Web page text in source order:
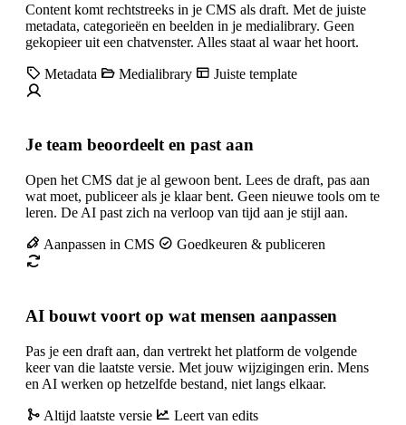
Content komt rechtstreeks in je CMS als draft. Met de juiste
metadata, categorieën en beelden in je medialibrary. Geen
gekopieer uit een chatvenster. Alles staat al waar het hoort.
Metadata Medialibrary Juiste template
Je team beoordeelt en past aan
Open het CMS dat je al gewoon bent. Lees de draft, pas aan
wat moet, publiceer als je klaar bent. Geen nieuwe tools om te
leren. De AI past zich na verloop van tijd aan je stijl aan.
Aanpassen in CMS Goedkeuren & publiceren
AI bouwt voort op wat mensen aanpassen
Pas je een draft aan, dan vertrekt het platform de volgende
keer van die laatste versie. Met jouw wijzigingen erin. Mens
en AI werken op hetzelfde bestand, niet langs elkaar.
Altijd laatste versie Leert van edits